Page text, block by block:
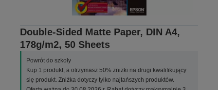
Double-Sided Matte Paper, DIN A4,
178g/m2, 50 Sheets
Powrót do szkoły
Kup 1 produkt, a otrzymasz 50% zniżki na drugi kwalifikujący
się produkt. Zniżka dotyczy tylko najtańszych produktów.